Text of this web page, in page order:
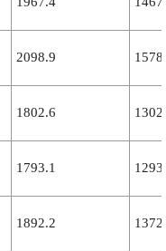
2098.9
1802.6
1793.1
1892.2